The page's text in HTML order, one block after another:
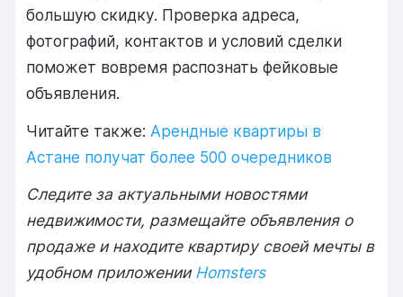
большую скидку. Проверка адреса,
фотографий, контактов и условий сделки
поможет вовремя распознать фейковые
объявления.
Читайте также: Арендные квартиры в
Астане получат более 500 очередников
Следите за актуальными новостями
недвижимости, размещайте объявления о
продаже и находите квартиру своей мечты в
удобном приложении Homsters